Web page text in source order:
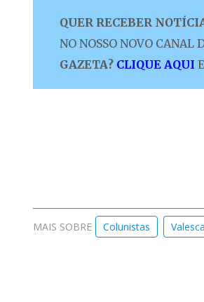
QUER RECEBER
NO NOSSO NOVO CANAL
GAZETA? CLIQUE AQUI
MAIS SOBRE Colunistas